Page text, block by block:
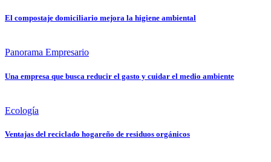
El compostaje domiciliario mejora la higiene ambiental
Panorama Empresario
Una empresa que busca reducir el gasto y cuidar el medio ambiente
Ecología
Ventajas del reciclado hogareño de residuos orgánicos